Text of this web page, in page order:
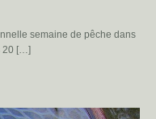
semaine de pêche dans
20 […]